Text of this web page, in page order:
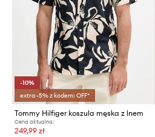
-10%
extra -5% z kodem: OFF*
Tommy Hilfiger koszula męska z lnem
Cena aktualna:
249,99 zł